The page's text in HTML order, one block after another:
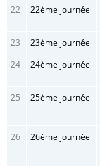
22 22ème journée
23 23ème journée
24
24ème journée
25 25ème journée
26
26ème journée